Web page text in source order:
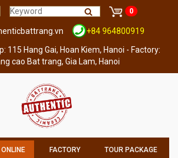
0
+84 964800919
115 Hang Gai, Hoan Kiem, Hanoi - Factory:
cao Bat trang, Gia Lam, Hanoi
FACTORY TOUR PACKAGE